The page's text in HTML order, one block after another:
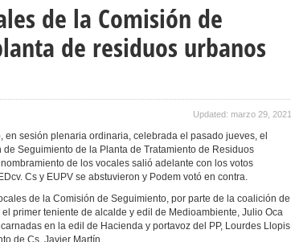
de la Comisión de
de residuos urbanos
Updated: marzo 29, 2021
en sesión plenaria ordinaria, celebrada el pasado jueves, el
Seguimiento de la Planta de Tratamiento de Residuos
de los vocales salió adelante con los votos
Cs y EUPV se abstuvieron y Podem votó en contra.
de la Comisión de Seguimiento, por parte de la coalición de
primer teniente de alcalde y edil de Medioambiente, Julio Oca
en la edil de Hacienda y portavoz del PP, Lourdes Llopis
de Cs, Javier Martín.